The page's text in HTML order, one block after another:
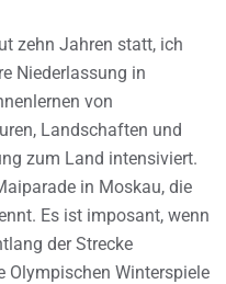
zehn Jahren statt, ich
Niederlassung in
von
Landschaften und
zum Land intensiviert.
in Moskau, die
Es ist imposant, wenn
der Strecke
Olympischen Winterspiele